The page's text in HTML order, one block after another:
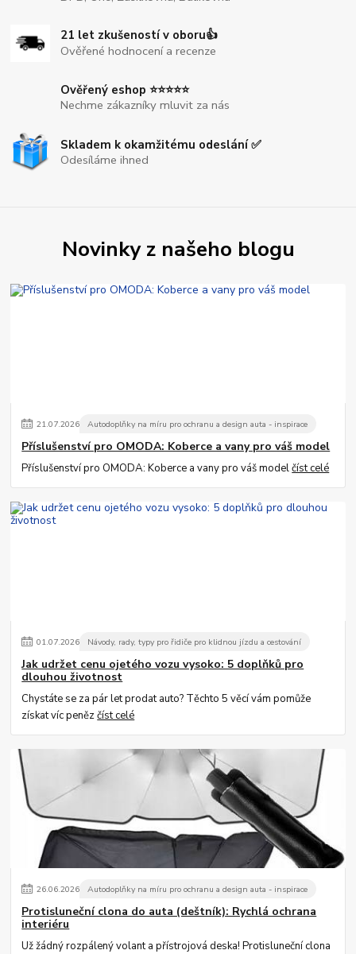
21 let zkušeností v oboru👍
Ověřené hodnocení a recenze
Ověřený eshop ⭐⭐⭐⭐⭐
Nechme zákazníky mluvit za nás
Skladem k okamžitému odeslání ✅
Odesíláme ihned
Novinky z našeho blogu
21.07.2026 Autodoplňky na míru pro ochranu a design auta - inspirace
Příslušenství pro OMODA: Koberce a vany pro váš model
Příslušenství pro OMODA: Koberce a vany pro váš modelčíst celé
01.07.2026 Návody, rady, typy pro řidiče pro klidnou jízdu a cestování
Jak udržet cenu ojetého vozu vysoko: 5 doplňků pro
dlouhou životnost
Chystáte se za pár let prodat auto? Těchto 5 věcí vám pomůže
získat víc penězčíst celé
26.06.2026 Autodoplňky na míru pro ochranu a design auta - inspirace
Protisluneční clona do auta (deštník): Rychlá ochrana
interiéru
Už žádný rozpálený volant a přístrojová deska! Protisluneční clona